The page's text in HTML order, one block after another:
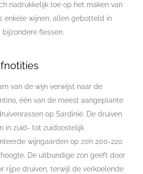
nadrukkelijk toe op het maken van
enkele wijnen, allen gebotteld in
bijzondere flessen.
van de wijn verwijst naar de
één van de meest aangeplante
op Sardinië. De druiven
in zuid- tot zuidoostelijk
wijngaarden op zo’n 200-220
De uitbundige zon geeft door
rijpe druiven, terwijl de verkoelende